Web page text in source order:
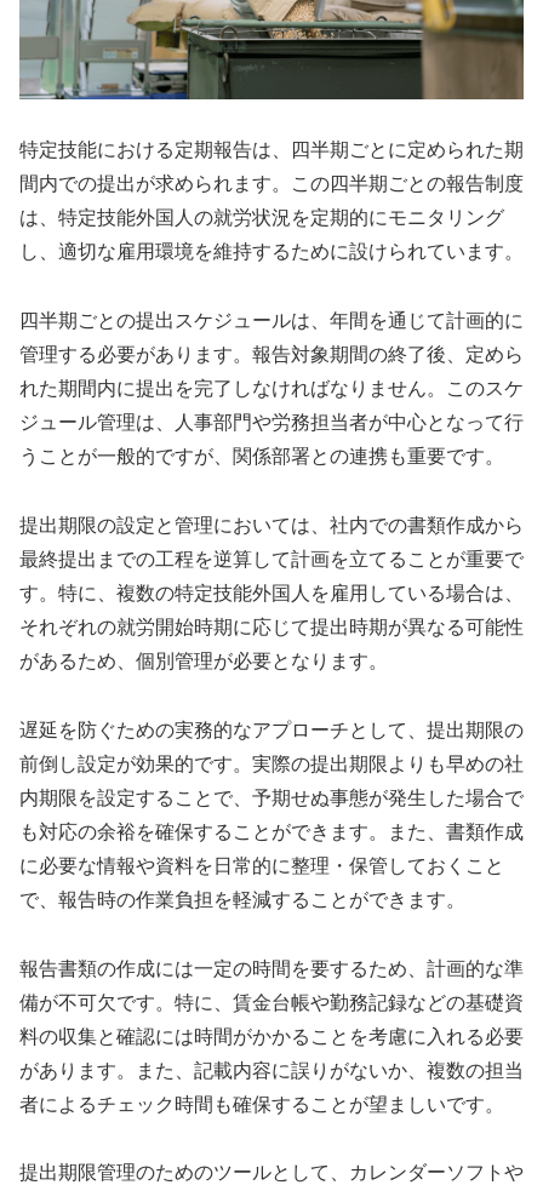
特定技能における定期報告は、四半期ごとに定められた期
間内での提出が求められます。この四半期ごとの報告制度
は、特定技能外国人の就労状況を定期的にモニタリング
し、適切な雇用環境を維持するために設けられています。
四半期ごとの提出スケジュールは、年間を通じて計画的に
管理する必要があります。報告対象期間の終了後、定めら
れた期間内に提出を完了しなければなりません。このスケ
ジュール管理は、人事部門や労務担当者が中心となって行
うことが一般的ですが、関係部署との連携も重要です。
提出期限の設定と管理においては、社内での書類作成から
最終提出までの工程を逆算して計画を立てることが重要で
す。特に、複数の特定技能外国人を雇用している場合は、
それぞれの就労開始時期に応じて提出時期が異なる可能性
があるため、個別管理が必要となります。
遅延を防ぐための実務的なアプローチとして、提出期限の
前倒し設定が効果的です。実際の提出期限よりも早めの社
内期限を設定することで、予期せぬ事態が発生した場合で
も対応の余裕を確保することができます。また、書類作成
に必要な情報や資料を日常的に整理・保管しておくこと
で、報告時の作業負担を軽減することができます。
報告書類の作成には一定の時間を要するため、計画的な準
備が不可欠です。特に、賃金台帳や勤務記録などの基礎資
料の収集と確認には時間がかかることを考慮に入れる必要
があります。また、記載内容に誤りがないか、複数の担当
者によるチェック時間も確保することが望ましいです。
提出期限管理のためのツールとして、カレンダーソフトや